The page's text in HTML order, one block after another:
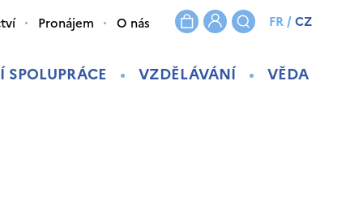
SPOLUPRÁCE VZDĚLÁVÁNÍ VĚDA
Pronájem O nás FR/CZ